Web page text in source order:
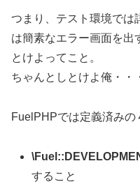
つまり、テスト環境では
は簡素なエラー画面を出
とけよってこと。
ちゃんとしとけよ俺・・
FuelPHPでは定義済みの
すること